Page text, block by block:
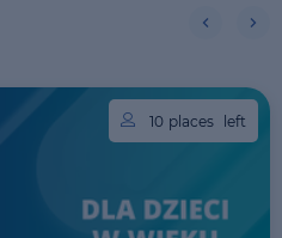
10 places left